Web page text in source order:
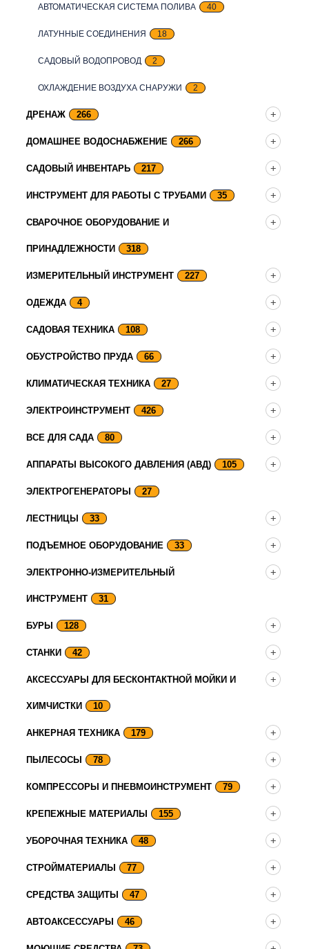
АВТОМАТИЧЕСКАЯ СИСТЕМА ПОЛИВА 40
ЛАТУННЫЕ СОЕДИНЕНИЯ 18
САДОВЫЙ ВОДОПРОВОД 2
ОХЛАЖДЕНИЕ ВОЗДУХА СНАРУЖИ 2
ДРЕНАЖ 266
ДОМАШНЕЕ ВОДОСНАБЖЕНИЕ 266
САДОВЫЙ ИНВЕНТАРЬ 217
ИНСТРУМЕНТ ДЛЯ РАБОТЫ С ТРУБАМИ 35
СВАРОЧНОЕ ОБОРУДОВАНИЕ И
ПРИНАДЛЕЖНОСТИ 318
ИЗМЕРИТЕЛЬНЫЙ ИНСТРУМЕНТ 227
ОДЕЖДА 4
САДОВАЯ ТЕХНИКА 108
ОБУСТРОЙСТВО ПРУДА 66
КЛИМАТИЧЕСКАЯ ТЕХНИКА 27
ЭЛЕКТРОИНСТРУМЕНТ 426
ВСЕ ДЛЯ САДА 80
АППАРАТЫ ВЫСОКОГО ДАВЛЕНИЯ (АВД) 105
ЭЛЕКТРОГЕНЕРАТОРЫ 27
ЛЕСТНИЦЫ 33
ПОДЪЕМНОЕ ОБОРУДОВАНИЕ 33
ЭЛЕКТРОННО-ИЗМЕРИТЕЛЬНЫЙ
ИНСТРУМЕНТ 31
БУРЫ 128
СТАНКИ 42
АКСЕССУАРЫ ДЛЯ БЕСКОНТАКТНОЙ МОЙКИ И
ХИМЧИСТКИ 10
АНКЕРНАЯ ТЕХНИКА 179
ПЫЛЕСОСЫ 78
КОМПРЕССОРЫ И ПНЕВМОИНСТРУМЕНТ 79
КРЕПЕЖНЫЕ МАТЕРИАЛЫ 155
УБОРОЧНАЯ ТЕХНИКА 48
СТРОЙМАТЕРИАЛЫ 77
СРЕДСТВА ЗАЩИТЫ 47
АВТОАКСЕССУАРЫ 46